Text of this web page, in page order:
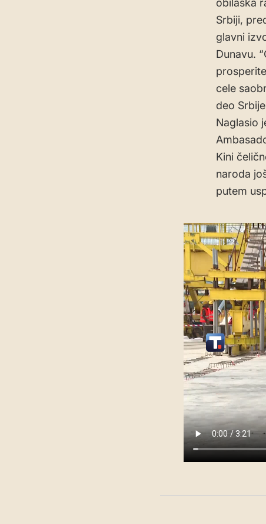
obilaska
Srbiji,
glavni
Dunavu.
cele
deo
Naglasio
Kini
naroda
putem